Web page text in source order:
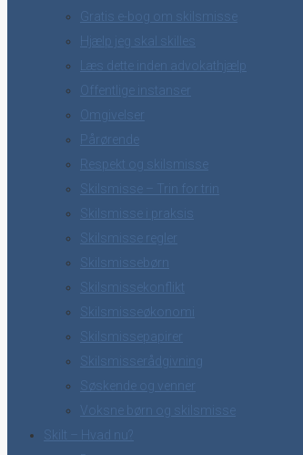
Gratis e-bog om skilsmisse
Hjælp jeg skal skilles
Læs dette inden advokathjælp
Offentlige instanser
Omgivelser
Pårørende
Respekt og skilsmisse
Skilsmisse – Trin for trin
Skilsmisse i praksis
Skilsmisse regler
Skilsmissebørn
Skilsmissekonflikt
Skilsmisseøkonomi
Skilsmissepapirer
Skilsmisserådgivning
Søskende og venner
Voksne børn og skilsmisse
Skilt – Hvad nu?